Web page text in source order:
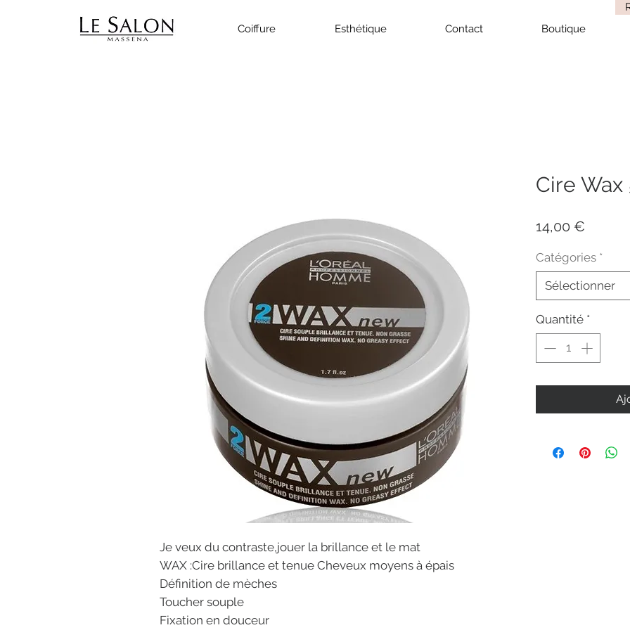
Coiffure
Esthétique Contact Boutique
Je veux du contraste,jouer la brillance et le mat
WAX :Cire brillance et tenue Cheveux moyens à épais
Définition de mèches
Toucher souple
Fixation en douceur
Cire
14,00 €
Catégories *
Sélectionner
Quantité *